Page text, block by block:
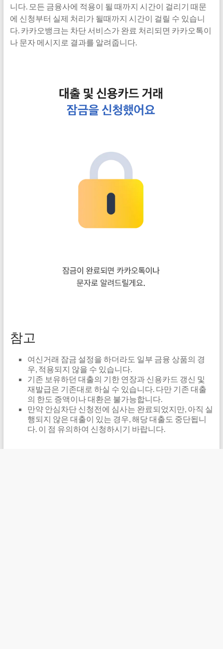
니다. 모든 금융사에 적용이 될 때까지 시간이 걸리기 때문
에 신청부터 실제 처리가 될때까지 시간이 걸릴 수 있습니
다. 카카오뱅크는 차단 서비스가 완료 처리되면 카카오톡이
나 문자 메시지로 결과를 알려줍니다.
참고
여신거래 잠금 설정을 하더라도 일부 금융 상품의 경
우, 적용되지 않을 수 있습니다.
기존 보유하던 대출의 기한 연장과 신용카드 갱신 및
재발급은 기존대로 하실 수 있습니다. 다만 기존 대출
의 한도 증액이나 대환은 불가능합니다.
만약 안심차단 신청전에 심사는 완료되었지만, 아직 실
행되지 않은 대출이 있는 경우, 해당 대출도 중단됩니
다. 이 점 유의하여 신청하시기 바랍니다.